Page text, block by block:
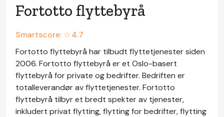
Fortotto flyttebyrå
Smartscore: ☆4.7
Fortotto flyttebyrå har tilbudt flyttetjenester siden
2006. Fortotto flyttebyrå er et Oslo-basert
flyttebyrå for private og bedrifter. Bedriften er
totalleverandør av flyttetjenester. Fortotto
flyttebyrå tilbyr et bredt spekter av tjenester,
inkludert privat flytting, flytting for bedrifter, flytting